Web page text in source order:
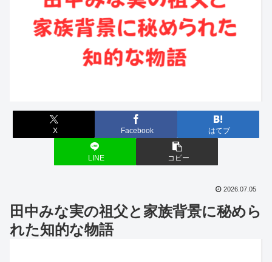
X Facebook はてブ
LINE コピー
2026.07.05
田中みな実の祖父と家族背景に秘めら
れた知的な物語